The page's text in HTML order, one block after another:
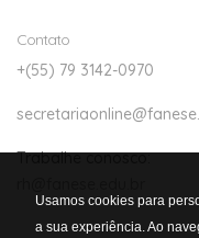
Usamos cookies para
a sua experiência. Ao
Contato
+(55) 79 3142-0970
Trabalhe conosco: